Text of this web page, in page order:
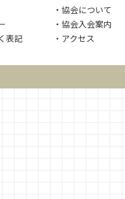
・協会について
・協会入会案内
表記
・アクセス